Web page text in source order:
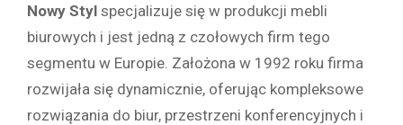
Nowy Styl specjalizuje się w produkcji mebli
biurowych i jest jedną z czołowych firm tego
segmentu w Europie. Założona w 1992 roku firma
rozwijała się dynamicznie, oferując kompleksowe
rozwiązania do biur, przestrzeni konferencyjnych i